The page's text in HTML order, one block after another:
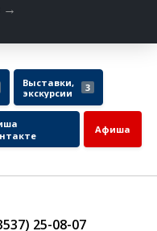
→
Выставки,
экскурсии
3
Афиша
25-08-07